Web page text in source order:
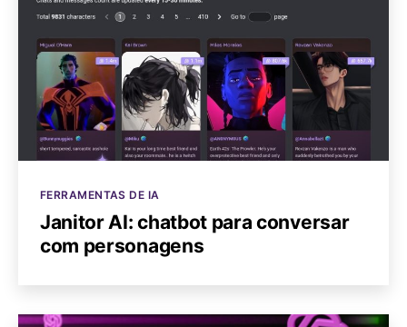
Categorias
FERRAMENTAS DE IA
Janitor AI: chatbot para conversar
com personagens